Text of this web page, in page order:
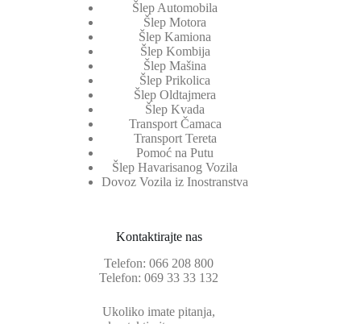
Šlep Automobila
Šlep Motora
Šlep Kamiona
Šlep Kombija
Šlep Mašina
Šlep Prikolica
Šlep Oldtajmera
Šlep Kvada
Transport Čamaca
Transport Tereta
Pomoć na Putu
Šlep Havarisanog Vozila
Dovoz Vozila iz Inostranstva
Kontaktirajte nas
Telefon:066 208 800
Telefon:069 33 33 132
Ukoliko imate pitanja,